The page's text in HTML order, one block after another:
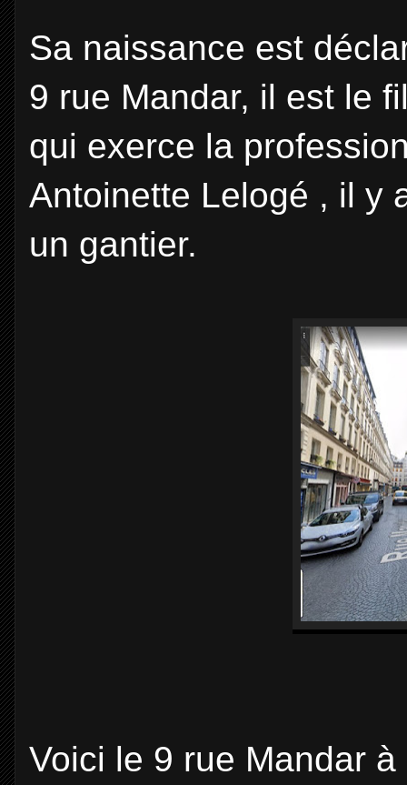
Sa naissance est
9 rue Mandar, il est le
qui exerce la
Antoinette Lelogé , il y
un gantier.
Voici le 9 rue Mandar